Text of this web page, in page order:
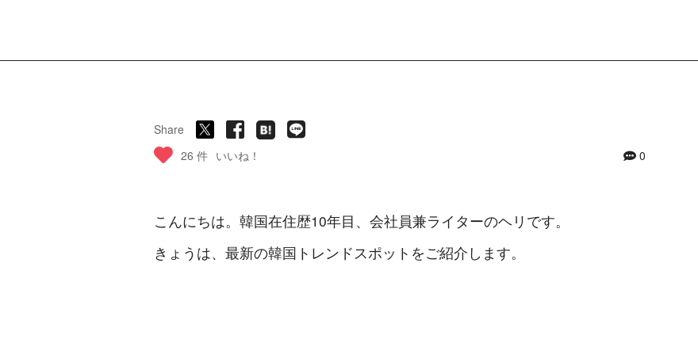
Share
26 件 いいね！ 0
こんにちは。韓国在住歴10年目、会社員兼ライターのヘリです。
きょうは、最新の韓国トレンドスポットをご紹介します。